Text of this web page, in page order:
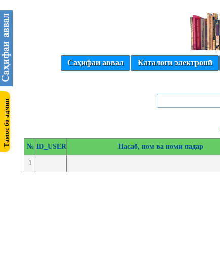
Саҳифаи аввал Каталоги электронӣ
№ ID_USER Насаб, ном ва номи падар
1